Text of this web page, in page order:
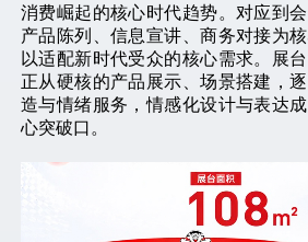
消费崛起的核心时代趋势。对应到
产品陈列、信息宣讲、商务对接为
以适配新时代受众的核心需求。展
正从硬核的产品展示、场景搭建，
造与情绪服务，情感化设计与表达
心突破口。